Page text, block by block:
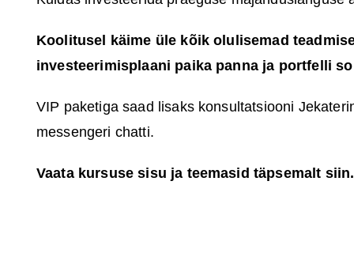
Koolitusel käime üle kõik olulisemad
investeerimisplaani paika panna ja portfelli
VIP paketiga saad lisaks konsultatsiooni
messengeri chatti.
Vaata kursuse sisu ja teemasid täpsemalt siin.